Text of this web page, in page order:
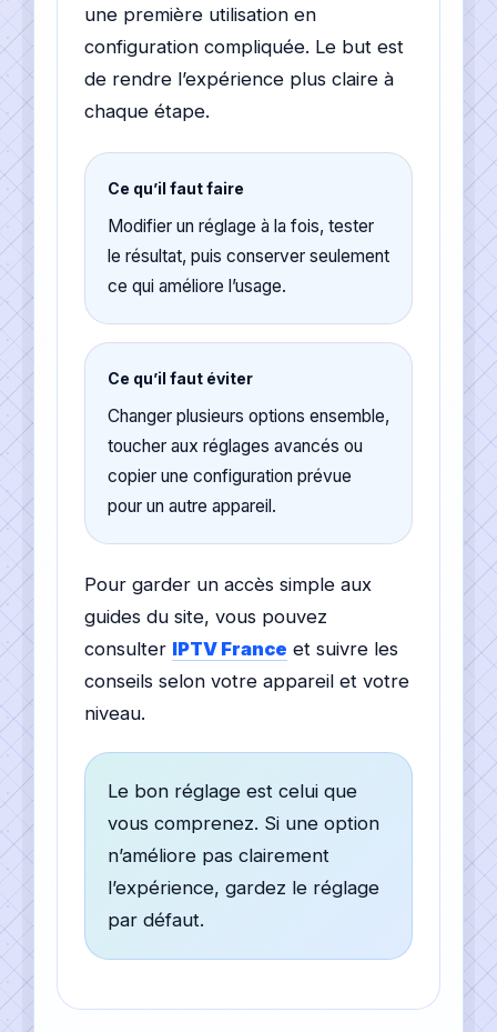
une première utilisation en
configuration compliquée. Le but est
de rendre l’expérience plus claire à
chaque étape.
Ce qu’il faut faire
Modifier un réglage à la fois, tester
le résultat, puis conserver seulement
ce qui améliore l’usage.
Ce qu’il faut éviter
Changer plusieurs options ensemble,
toucher aux réglages avancés ou
copier une configuration prévue
pour un autre appareil.
Pour garder un accès simple aux
guides du site, vous pouvez
consulter IPTV France et suivre les
conseils selon votre appareil et votre
niveau.
Le bon réglage est celui que
vous comprenez. Si une option
n’améliore pas clairement
l’expérience, gardez le réglage
par défaut.